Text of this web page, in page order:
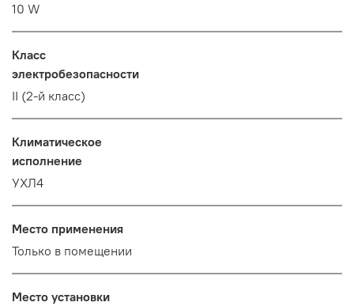
10 W
Класс
электробезопасности
II (2-й класс)
Климатическое
исполнение
УХЛ4
Место применения
Только в помещении
Место установки